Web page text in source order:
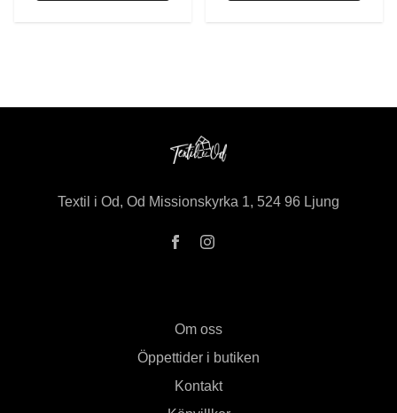
Textil i Od, Od Missionskyrka 1, 524 96 Ljung
Om oss
Öppettider i butiken
Kontakt